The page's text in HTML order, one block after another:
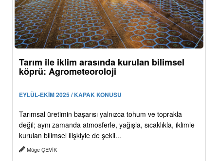
Tarım ile iklim arasında kurulan bilimsel
köprü: Agrometeoroloji
EYLÜL-EKİM 2025 / KAPAK KONUSU
Tarımsal üretimin başarısı yalnızca tohum ve toprakla
değil; aynı zamanda atmosferle, yağışla, sıcaklıkla, iklimle
kurulan bilimsel ilişkiyle de şekil...
Müge ÇEVİK